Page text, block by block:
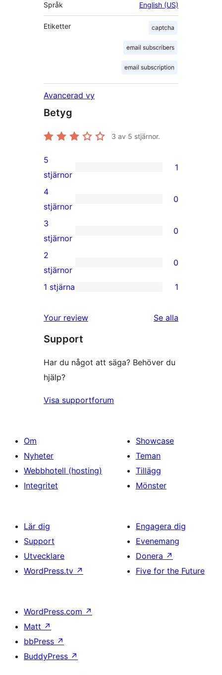
Språk English (US)
Etiketter captcha
email subscribers
email subscription
Avancerad vy
Betyg
3 av 5 stjärnor.
1
5-
stjärnig
recension
5
stjärnor
1
0
4-
stjärniga
recensioner
4
stjärnor
0
0
3-
stjärniga
recensioner
3
stjärnor
0
0
2-
recensioner
2
stjärnor
0
stjärnig
recension
1 stjärna 1
Your review Se alla
Support
Har du något att säga? Behöver du
hjälp?
Visa supportforum
Om
Nyheter
Webbhotell (hosting)
Integritet
Showcase
Teman
Tillägg
Mönster
Lär dig
Support
Utvecklare
WordPress.tv ↗
Engagera dig
Evenemang
Donera ↗
Five for the Future
WordPress.com ↗
Matt ↗
bbPress ↗
BuddyPress ↗